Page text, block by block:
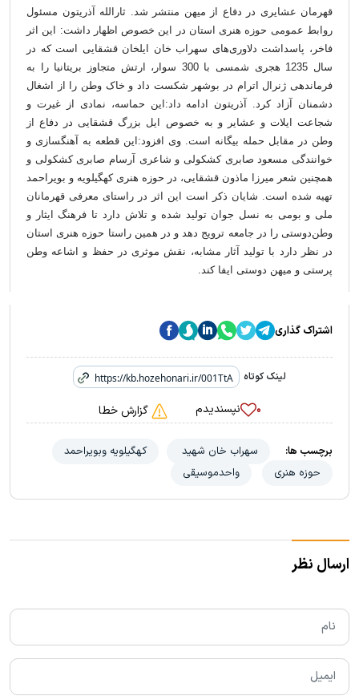
قهرمان عشایری در دفاع از میهن منتشر شد. ثارالله آذریتون مسئول
روابط عمومی حوزه هنری استان در این خصوص اظهار داشت: این اثر
فاخر، پاسداشت دلاوری‌های سهراب خان ایلخان قشقایی است که در
سال 1235 هجری شمسی با 300 سوار، ارتش متجاوز بریتانیا را به
فرماندهی ژنرال اترام در بوشهر شکست داد و خاک وطن را از اشغال
دشمنان آزاد کرد. آذریتون ادامه داد:این حماسه، نمادی از غیرت و
شجاعت ایلات و عشایر‌ و به خصوص ایل بزرگ قشقایی در دفاع از
وطن در مقابل حمله بیگانه است. وی افزود:این قطعه به آهنگسازی و
خوانندگی مسعود صابری کشکولی و شاعری آرسام صابری کشکولی و
همچنین شعر میرزا ماذون قشقایی، در حوزه هنری کهگیلویه و بویراحمد
تهیه شده است. شایان ذکر است این اثر در راستای معرفی قهرمانان
ملی و بومی به نسل جوان تولید شده و تلاش دارد تا فرهنگ ایثار و
وطن‌دوستی را در جامعه ترویج دهد و در همین راستا حوزه هنری استان
در نظر دارد با تولید آثار مشابه، نقش موثری در حفظ و اشاعه وطن
پرستی و میهن دوستی ایفا کند.
اشتراک گذاری
لینک کوتاه
۰ نپسندیدم گزارش خطا
برچسب ها: سهراب خان شهید
کهگیلویه وبویراحمد
حوزه هنری
واحدموسیقی
ارسال نظر